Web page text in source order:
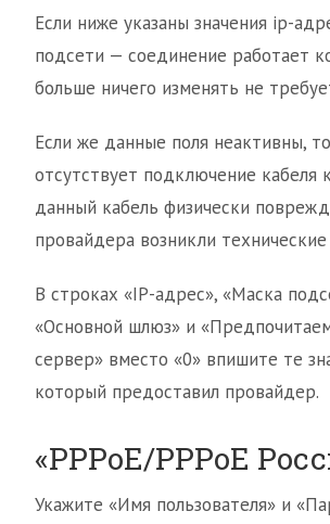
Если ниже указаны значения ip-
подсети — соединение работает
больше ничего изменять не
Если же данные поля неактивны,
отсутствует подключение кабеля
данный кабель физически
провайдера возникли
В строках «IP-адрес», «Маска
«Основной шлюз» и
сервер» вместо «0» впишите те
который предоставил провайдер.
«PPPoE/PPPoE
Укажите «Имя пользователя» и